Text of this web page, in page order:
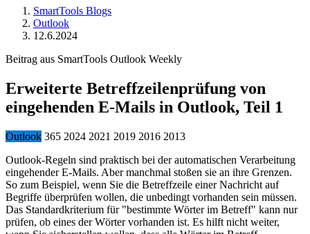
SmartTools Blogs
Outlook
12.6.2024
Beitrag aus SmartTools Outlook Weekly
Erweiterte Betreffzeilenprüfung von
eingehenden E-Mails in Outlook, Teil 1
Outlook 365 2024 2021 2019 2016 2013
Outlook-Regeln sind praktisch bei der automatischen Verarbeitung
eingehender E-Mails. Aber manchmal stoßen sie an ihre Grenzen.
So zum Beispiel, wenn Sie die Betreffzeile einer Nachricht auf
Begriffe überprüfen wollen, die unbedingt vorhanden sein müssen.
Das Standardkriterium für "bestimmte Wörter im Betreff" kann nur
prüfen, ob eines der Wörter vorhanden ist. Es hilft nicht weiter,